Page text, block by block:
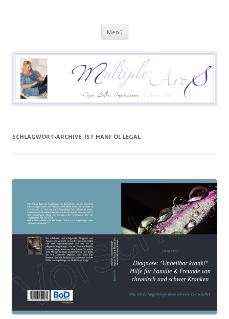
Menü Springe
Inhalt
SCHLAGWORT-ARCHIVE: IST HANF ÖL LEGAL